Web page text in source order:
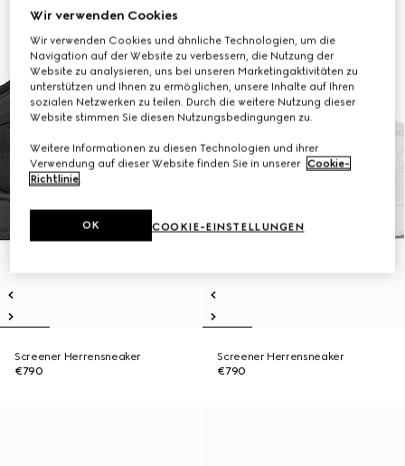
Screener Herrensneaker
€790
Screener Herrensneaker
€790
Wir verwenden Cookies
Wir verwenden Cookies und ähnliche Technologien, um die
Navigation auf der Website zu verbessern, die Nutzung der
Website zu analysieren, uns bei unseren Marketingaktivitäten zu
unterstützen und Ihnen zu ermöglichen, unsere Inhalte auf Ihren
sozialen Netzwerken zu teilen. Durch die weitere Nutzung dieser
Website stimmen Sie diesen Nutzungsbedingungen zu.
Weitere Informationen zu diesen Technologien und ihrer
Verwendung auf dieser Website finden Sie in unserer Cookie-
Richtlinie.
COOKIE-EINSTELLUNGEN
OK